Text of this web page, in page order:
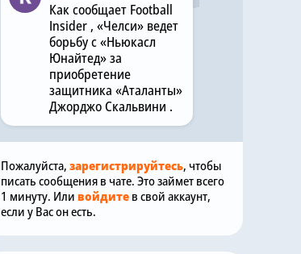
Как сообщает Football
Insider , «Челси» ведет
борьбу с «Ньюкасл
Юнайтед» за
приобретение
защитника «Аталанты»
Джорджо Скальвини .
Пожалуйста, зарегистрируйтесь, чтобы
писать сообщения в чате. Это займет всего
1 минуту. Или войдите в свой аккаунт,
если у Вас он есть.